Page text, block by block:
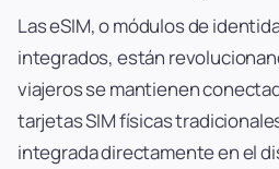
Las eSIM, o módulos de
integrados, están
viajeros se mantienen
tarjetas SIM físicas
integrada directamente en el